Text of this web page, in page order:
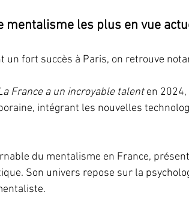
mentalisme les plus en vue
fort succès à Paris, on retrouve
France a un incroyable talent en 2024,
intégrant les nouvelles
du mentalisme en France,
Son univers repose sur la